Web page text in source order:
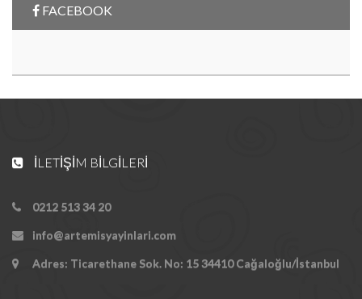
FACEBOOK
İLETIŞIM BILGILERI
0212 513 34 20
info@artemisyayinlari.com
Adres: Ticarethane Sok. No: 15 34410 Cağaloğlu/İstanbul